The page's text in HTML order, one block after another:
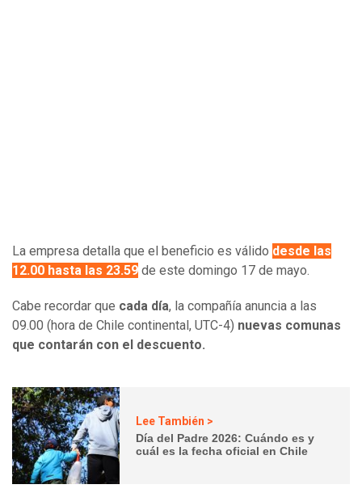
La empresa detalla que el beneficio es válido desde las
12.00 hasta las 23.59 de este domingo 17 de mayo.
Cabe recordar que cada día, la compañía anuncia a las
09.00 (hora de Chile continental, UTC-4) nuevas comunas
que contarán con el descuento.
Lee También >
Día del Padre 2026: Cuándo es y
cuál es la fecha oficial en Chile